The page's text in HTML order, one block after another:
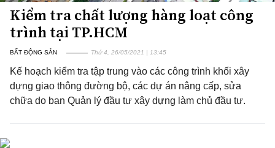
Kiểm tra chất lượng hàng loạt công
trình tại TP.HCM
BẤT ĐỘNG SẢN Thứ 4, 26/05/2021 | 13:45
Kế hoạch kiểm tra tập trung vào các công trình khối xây
dựng giao thông đường bộ, các dự án nâng cấp, sửa
chữa do ban Quản lý đầu tư xây dựng làm chủ đầu tư.